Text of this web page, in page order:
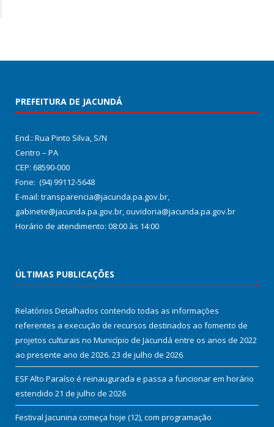
PREFEITURA DE JACUNDÁ
End.: Rua Pinto Silva, S/N
Centro – PA
CEP: 68590-000
Fone: (94) 99112-5648
E-mail: transparencia@jacunda.pa.gov.br,
gabinete@jacunda.pa.gov.br, ouvidoria@jacunda.pa.gov.br
Horário de atendimento: 08:00 às 14:00
ÚLTIMAS PUBLICAÇÕES
Relatórios Detalhados contendo todas as informações
referentes a execução de recursos destinados ao fomento de
projetos culturais no Município de Jacundá entre os anos de 2022
ao presente ano de 2026. 23 de julho de 2026
ESF Alto Paraíso é reinaugurada e passa a funcionar em horário
estendido 21 de julho de 2026
Festival Jacunina começa hoje (12), com programação